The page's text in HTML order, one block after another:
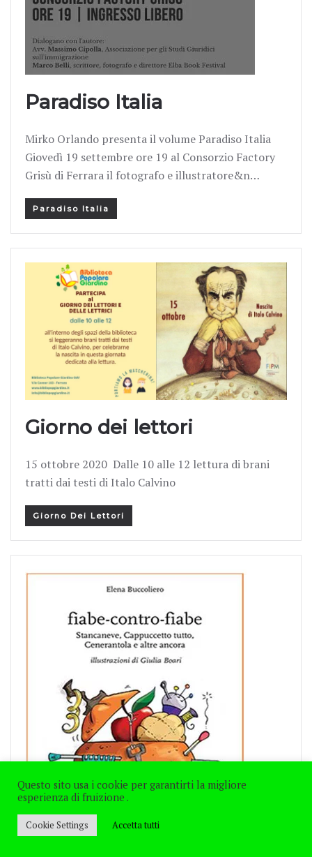
Paradiso Italia
Mirko Orlando presenta il volume Paradiso Italia
Giovedì 19 settembre ore 19 al Consorzio Factory
Grisù di Ferrara il fotografo e illustratore&n…
Paradiso Italia
Giorno dei lettori
15 ottobre 2020 Dalle 10 alle 12 lettura di brani
tratti dai testi di Italo Calvino
Giorno Dei Lettori
Questo sito usa i cookie per garantirti la migliore
esperienza di fruizione .
Cookie Settings Accetta tutti